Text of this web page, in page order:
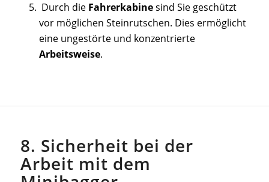
Durch die Fahrerkabinesind Sie geschützt
vor möglichen Steinrutschen. Dies ermöglicht
eine ungestörte und konzentrierte
Arbeitsweise.
8. Sicherheit bei der
Arbeit mit dem